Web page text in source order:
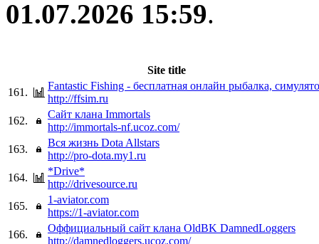
01.07.2026 15:59.
Site title
161.
Fantastic Fishing - бесплатная онлайн рыбалка,
http://ffsim.ru
162.
Сайт клана Immortals
http://immortals-nf.ucoz.com/
163.
Вся жизнь Dota Allstars
http://pro-dota.my1.ru
164.
*Drive*
http://drivesource.ru
165.
1-aviator.com
https://1-aviator.com
166.
Оффициальный сайт клана OldBK DamnedLoggers
http://damnedloggers.ucoz.com/